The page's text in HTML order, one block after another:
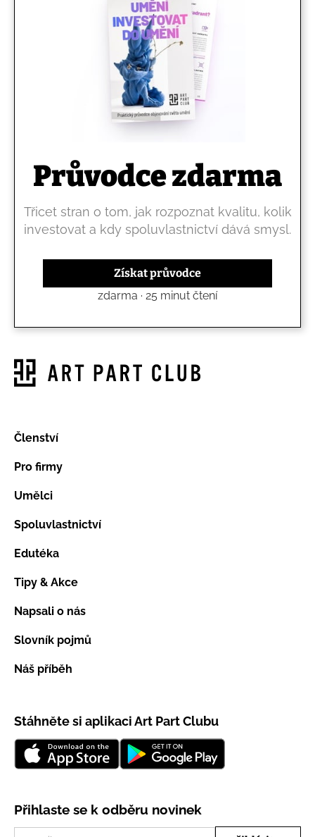
Průvodce zdarma
Třicet stran o tom, jak rozpoznat kvalitu, kolik
investovat a kdy spoluvlastnictví dává smysl.
Získat průvodce
zdarma · 25 minut čtení
Členství
Pro firmy
Umělci
Spoluvlastnictví
Edutéka
Tipy & Akce
Napsali o nás
Slovník pojmů
Náš příběh
Stáhněte si aplikaci Art Part Clubu
Přihlaste se k odběru novinek